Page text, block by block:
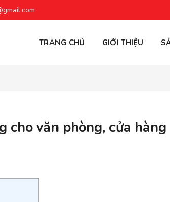
TRANG CHỦ GIỚI THIỆU
cho văn phòng, cửa hàng